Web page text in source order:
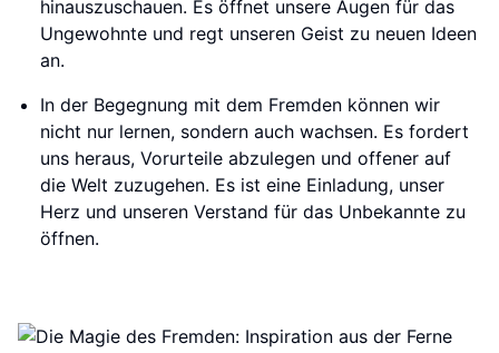
hinauszuschauen. Es öffnet unsere Augen für das
Ungewohnte und regt unseren Geist zu neuen Ideen
an.
In der Begegnung mit dem Fremden können wir
nicht nur lernen, sondern auch wachsen. Es fordert
uns heraus, Vorurteile abzulegen und offener auf
die Welt zuzugehen. Es ist eine Einladung, unser
Herz und unseren Verstand für das Unbekannte zu
öffnen.